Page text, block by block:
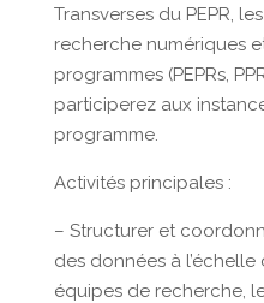
Transverses du PEPR,
recherche numériques
programmes (PEPRs,
participerez aux
programme.
Activités principales :
– Structurer et
des données à l’échelle
équipes de recherche,